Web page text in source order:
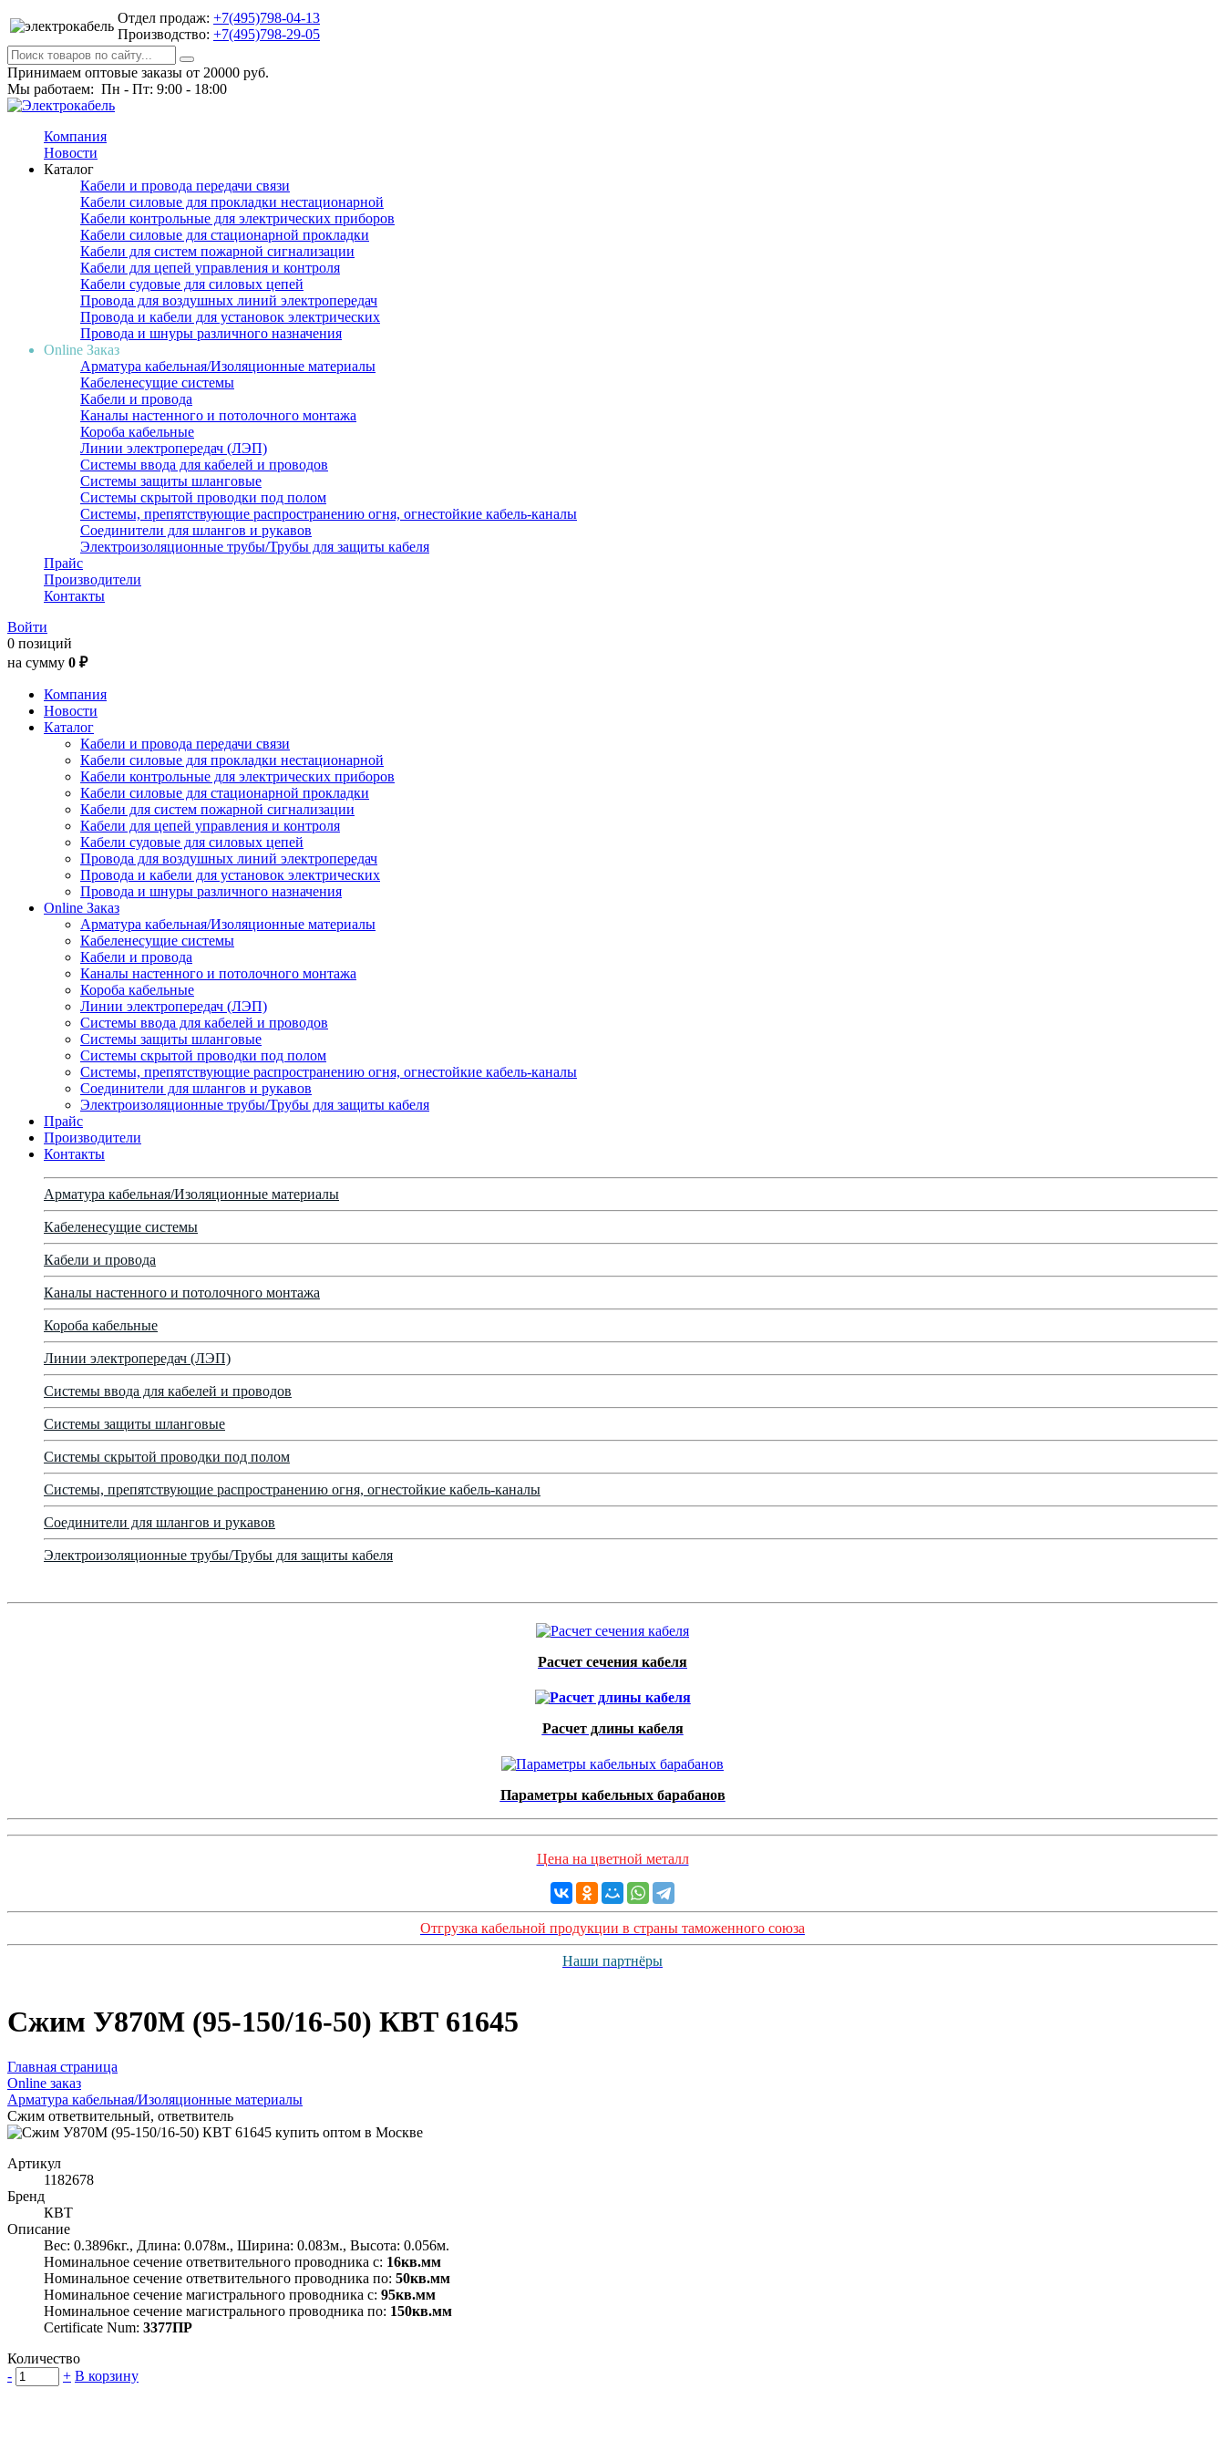
Отдел продаж: +7(495)798-04-13
Производство: +7(495)798-29-05
Принимаем оптовые заказы от 20000 руб.
Мы работаем: Пн - Пт: 9:00 - 18:00
Компания
Новости
Каталог
Кабели и провода передачи связи
Кабели силовые для прокладки нестационарной
Кабели контрольные для электрических приборов
Кабели силовые для стационарной прокладки
Кабели для систем пожарной сигнализации
Кабели для цепей управления и контроля
Кабели судовые для силовых цепей
Провода для воздушных линий электропередач
Провода и кабели для установок электрических
Провода и шнуры различного назначения
Online Заказ
Арматура кабельная/Изоляционные материалы
Кабеленесущие системы
Кабели и провода
Каналы настенного и потолочного монтажа
Короба кабельные
Линии электропередач (ЛЭП)
Системы ввода для кабелей и проводов
Системы защиты шланговые
Системы скрытой проводки под полом
Системы, препятствующие распространению огня, огнестойкие кабель-каналы
Соединители для шлангов и рукавов
Электроизоляционные трубы/Трубы для защиты кабеля
Прайс
Производители
Контакты
Войти
0 позиций
на сумму 0 ₽
Компания
Новости
Каталог
Кабели и провода передачи связи
Кабели силовые для прокладки нестационарной
Кабели контрольные для электрических приборов
Кабели силовые для стационарной прокладки
Кабели для систем пожарной сигнализации
Кабели для цепей управления и контроля
Кабели судовые для силовых цепей
Провода для воздушных линий электропередач
Провода и кабели для установок электрических
Провода и шнуры различного назначения
Online Заказ
Арматура кабельная/Изоляционные материалы
Кабеленесущие системы
Кабели и провода
Каналы настенного и потолочного монтажа
Короба кабельные
Линии электропередач (ЛЭП)
Системы ввода для кабелей и проводов
Системы защиты шланговые
Системы скрытой проводки под полом
Системы, препятствующие распространению огня, огнестойкие кабель-каналы
Соединители для шлангов и рукавов
Электроизоляционные трубы/Трубы для защиты кабеля
Прайс
Производители
Контакты
Арматура кабельная/Изоляционные материалы
Кабеленесущие системы
Кабели и провода
Каналы настенного и потолочного монтажа
Короба кабельные
Линии электропередач (ЛЭП)
Системы ввода для кабелей и проводов
Системы защиты шланговые
Системы скрытой проводки под полом
Системы, препятствующие распространению огня, огнестойкие кабель-каналы
Соединители для шлангов и рукавов
Электроизоляционные трубы/Трубы для защиты кабеля
Расчет сечения кабеля
Расчет длины кабеля
Параметры кабельных барабанов
Цена на цветной металл
Отгрузка кабельной продукции в страны таможенного союза
Наши партнёры
Сжим У870М (95-150/16-50) КВТ 61645
Главная страница
Оnline заказ
Арматура кабельная/Изоляционные материалы
Сжим ответвительный, ответвитель
Артикул
1182678
Бренд
КВТ
Описание
Вес: 0.3896кг., Длина: 0.078м., Ширина: 0.083м., Высота: 0.056м.
Номинальное сечение ответвительного проводника с: 16кв.мм
Номинальное сечение ответвительного проводника по: 50кв.мм
Номинальное сечение магистрального проводника с: 95кв.мм
Номинальное сечение магистрального проводника по: 150кв.мм
Certificate Num: 3377ПР
Количество
-
+ В корзину